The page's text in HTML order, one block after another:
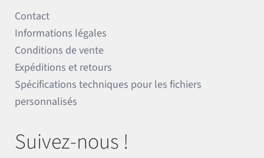
Contact
Informations légales
Conditions de vente
Expéditions et retours
Spécifications techniques pour les fichiers
personnalisés
Suivez-nous !